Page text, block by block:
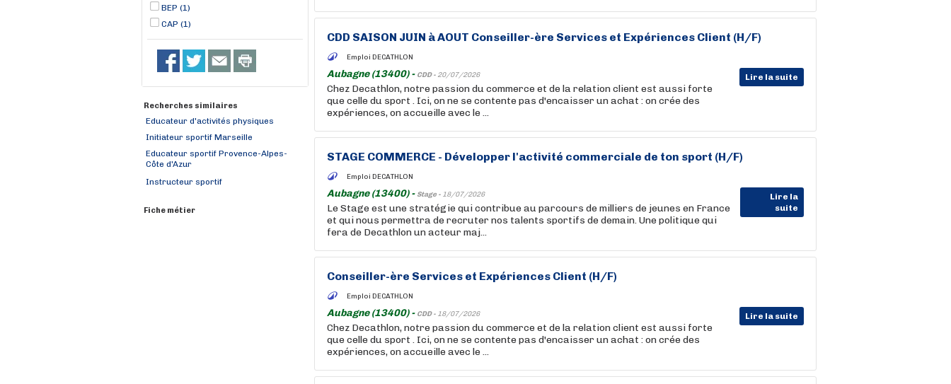
BEP (1)
CAP (1)
Recherches similaires
Educateur d'activités physiques
Initiateur sportif Marseille
Educateur sportif Provence-Alpes-
Côte d'Azur
Instructeur sportif
Fiche métier
CDD SAISON JUIN à AOUT Conseiller-ère Services et Expériences Client (H/F)
Emploi DECATHLON
Aubagne (13400) - CDD - 20/07/2026 Lire la suite
Chez Decathlon, notre passion du commerce et de la relation client est aussi forte
que celle du sport . Ici, on ne se contente pas d'encaisser un achat : on crée des
expériences, on accueille avec le ...
STAGE COMMERCE - Développer l'activité commerciale de ton sport (H/F)
Emploi DECATHLON
Aubagne (13400) - Stage - 18/07/2026
Lire la
suite
Le Stage est une stratégie qui contribue au parcours de milliers de jeunes en France
et qui nous permettra de recruter nos talents sportifs de demain. Une politique qui
fera de Decathlon un acteur maj...
Conseiller-ère Services et Expériences Client (H/F)
Emploi DECATHLON
Aubagne (13400) - CDD - 18/07/2026 Lire la suite
Chez Decathlon, notre passion du commerce et de la relation client est aussi forte
que celle du sport . Ici, on ne se contente pas d'encaisser un achat : on crée des
expériences, on accueille avec le ...